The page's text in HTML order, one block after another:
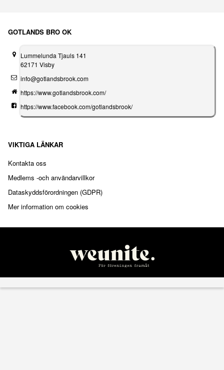
GOTLANDS BRO OK
Lummelunda Tjauls 141
62171 Visby
info@gotlandsbrook.com
https://www.gotlandsbrook.com/
https://www.facebook.com/gotlandsbrook/
VIKTIGA LÄNKAR
Kontakta oss
Medlems -och användarvillkor
Dataskyddsförordningen (GDPR)
Mer information om cookies